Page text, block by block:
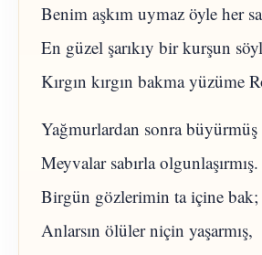
Benim aşkım uymaz öyle her
En güzel şarıkıy bir kurşun
Kırgın kırgın bakma yüzüme
Yağmurlardan sonra büyürmüş
Meyvalar sabırla olgunlaşırmış.
Birgün gözlerimin ta içine bak;
Anlarsın ölüler niçin yaşarmış,